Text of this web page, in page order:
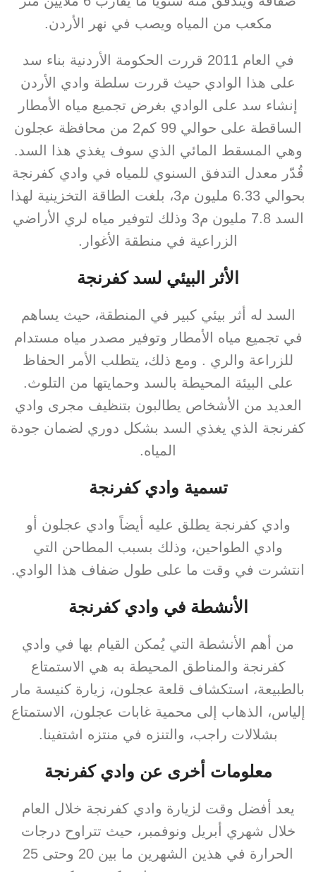
مكعب من المياه ويصب في نهر الأردن.
في العام 2011 قررت الحكومة الأردنية بناء سد
على هذا الوادي حيث قررت سلطة وادي الأردن
إنشاء سد على الوادي بغرض تجميع مياه الأمطار
الساقطة على حوالي 99 كم2 من محافظة عجلون
وهي المسقط المائي الذي سوف يغذي هذا السد.
قُدّر معدل التدفق السنوي للمياه في وادي كفرنجة
بحوالي 6.33 مليون م3، بلغت الطاقة التخزينية لهذا
السد 7.8 مليون م3 وذلك لتوفير مياه لري الأراضي
الزراعية في منطقة الأغوار.
الأثر البيئي لسد كفرنجة
السد له أثر بيئي كبير في المنطقة، حيث يساهم
في تجميع مياه الأمطار وتوفير مصدر مياه مستدام
للزراعة والري . ومع ذلك، يتطلب الأمر الحفاظ
على البيئة المحيطة بالسد وحمايتها من التلوث.
العديد من الأشخاص يطالبون بتنظيف مجرى وادي
كفرنجة الذي يغذي السد بشكل دوري لضمان جودة
المياه.
تسمية وادي كفرنجة
وادي كفرنجة يطلق عليه أيضاً وادي عجلون أو
وادي الطواحين، وذلك بسبب المطاحن التي
انتشرت في وقت ما على طول ضفاف هذا الوادي.
الأنشطة في وادي كفرنجة
من أهم الأنشطة التي يُمكن القيام بها في وادي
كفرنجة والمناطق المحيطة به هي الاستمتاع
بالطبيعة، استكشاف قلعة عجلون، زيارة كنيسة مار
إلياس، الذهاب إلى محمية غابات عجلون، الاستمتاع
بشلالات راجب، والتنزه في منتزه اشتفينا.
معلومات أخرى عن وادي كفرنجة
يعد أفضل وقت لزيارة وادي كفرنجة خلال العام
خلال شهري أبريل ونوفمبر، حيث تتراوح درجات
الحرارة في هذين الشهرين ما بين 20 وحتى 25